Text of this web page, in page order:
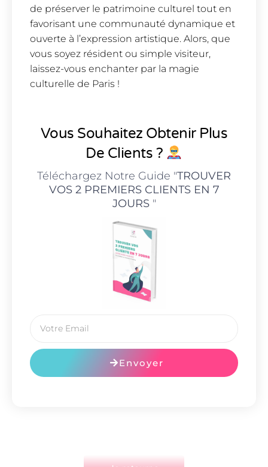
de préserver le patrimoine culturel tout en
favorisant une communauté dynamique et
ouverte à l’expression artistique. Alors, que
vous soyez résident ou simple visiteur,
laissez-vous enchanter par la magie
culturelle de Paris !
Vous Souhaitez Obtenir Plus
De Clients ?
Téléchargez Notre Guide "TROUVER
VOS 2 PREMIERS CLIENTS EN 7
JOURS"
Envoyer